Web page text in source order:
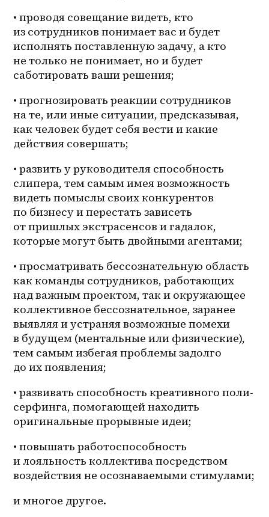
• проводя совещание видеть, кто
из сотрудников понимает вас и будет
исполнять поставленную задачу, а кто
не только не понимает, но и будет
саботировать ваши решения;
• прогнозировать реакции сотрудников
на те, или иные ситуации, предсказывая,
как человек будет себя вести и какие
действия совершать;
• развить у руководителя способность
слипера, тем самым имея возможность
видеть помыслы своих конкурентов
по бизнесу и перестать зависеть
от пришлых экстрасенсов и гадалок,
которые могут быть двойными агентами;
• просматривать бессознательную область
как команды сотрудников, работающих
над важным проектом, так и окружающее
коллективное бессознательное, заранее
выявляя и устраняя возможные помехи
в будущем (ментальные или физические),
тем самым избегая проблемы задолго
до их появления;
• развивать способность креативного поли-
серфинга, помогающей находить
оригинальные прорывные идеи;
• повышать работоспособность
и лояльность коллектива посредством
воздействия не осознаваемыми стимулами;
и многое другое.